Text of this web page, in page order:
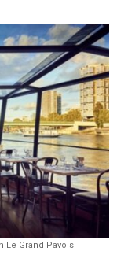
Le Grand Pavois